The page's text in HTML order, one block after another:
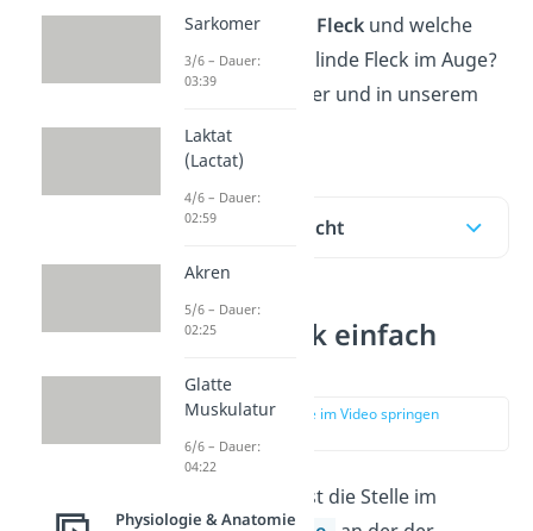
Was ist derblinde Fleck und welche
Funktion hat der blinde Fleck im Auge?
Das erfährst du hier und in unserem
Video!
Inhaltsübersicht
Blinder Fleck einfach
erklärt
zur Stelle im Video springen
ist die Stelle im
Sarkomer
3/6 – Dauer:
03:39
Laktat
(Lactat)
4/6 – Dauer:
02:59
Akren
5/6 – Dauer:
02:25
Glatte
Muskulatur
6/6 – Dauer:
04:22
Physiologie & Anatomie